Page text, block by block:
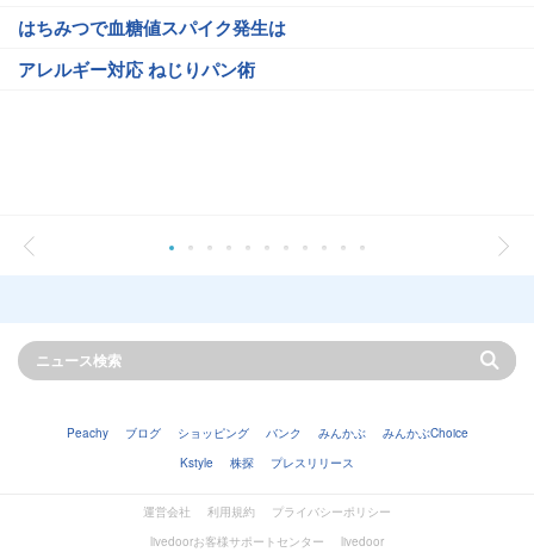
はちみつで血糖値スパイク発生は
アレルギー対応 ねじりパン術
Peachy ブログ ショッピング バンク みんかぶ
みんかぶChoice
Kstyle
株探 プレスリリース
運営会社 利用規約
プライバシーポリシー
livedoorお客様サポートセンター
livedoor